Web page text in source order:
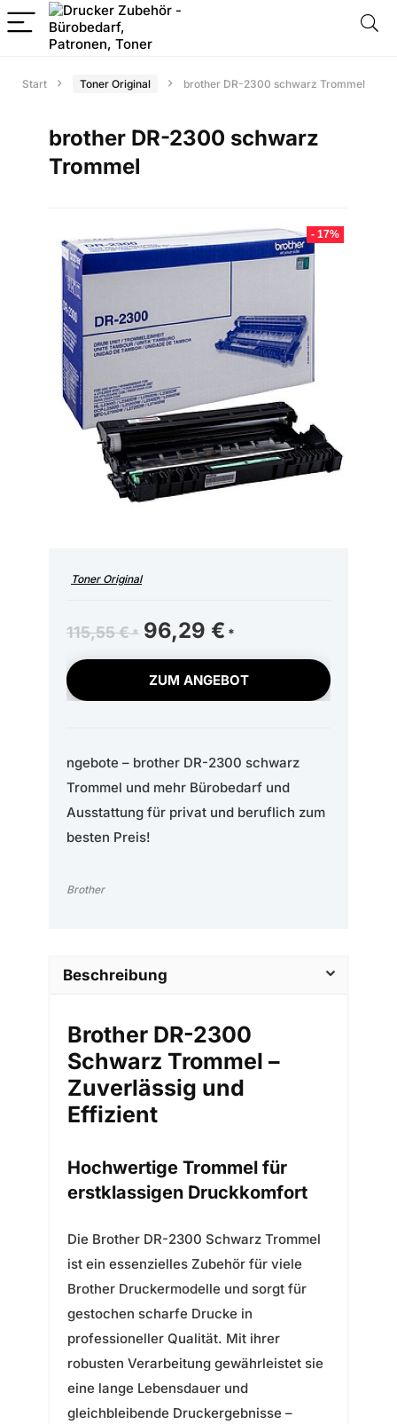
Start Toner Original brother DR-2300 schwarz Trommel
brother DR-2300 schwarz
Trommel
- 17%
Toner Original
115,55€
Ursprünglicher
Preis
war:
115,55 €
96,29 €
Preis
ist:
96,29 €.
ZUM ANGEBOT
ngebote – brother DR-2300 schwarz
Trommel und mehr Bürobedarf und
Ausstattung für privat und beruflich zum
besten Preis!
Brother
Beschreibung
Brother DR-2300
Schwarz Trommel –
Zuverlässig und
Effizient
Hochwertige Trommel für
erstklassigen Druckkomfort
Die Brother DR-2300 Schwarz Trommel
ist ein essenzielles Zubehör für viele
Brother Druckermodelle und sorgt für
gestochen scharfe Drucke in
professioneller Qualität. Mit ihrer
robusten Verarbeitung gewährleistet sie
eine lange Lebensdauer und
gleichbleibende Druckergebnisse –